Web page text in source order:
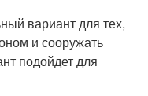
вариант для тех,
и сооружать
подойдет для